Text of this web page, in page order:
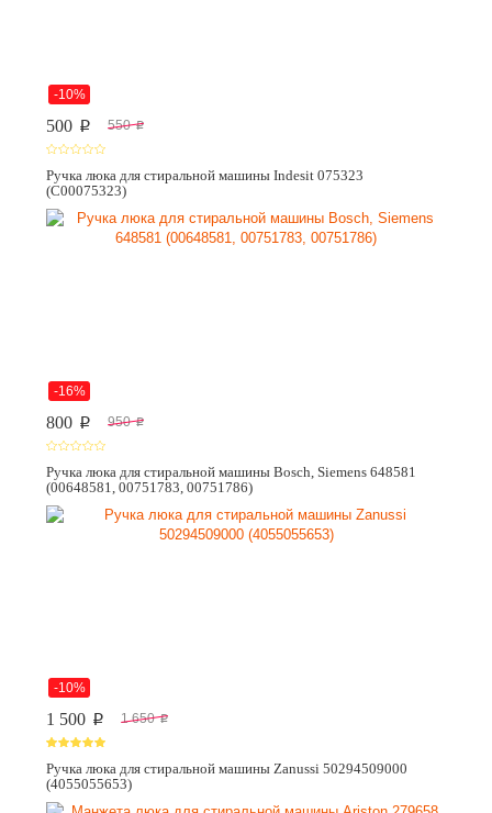
-10%
500 p 550 p
Ручка люка для стиральной машины Indesit 075323
(C00075323)
-16%
800 p 950 p
Ручка люка для стиральной машины Bosch, Siemens 648581
(00648581, 00751783, 00751786)
-10%
1 500 p 1 650 p
Ручка люка для стиральной машины Zanussi 50294509000
(4055055653)